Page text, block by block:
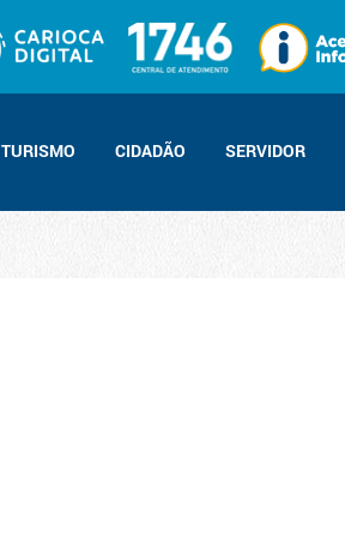
TURISMO CIDADÃO SERVIDOR